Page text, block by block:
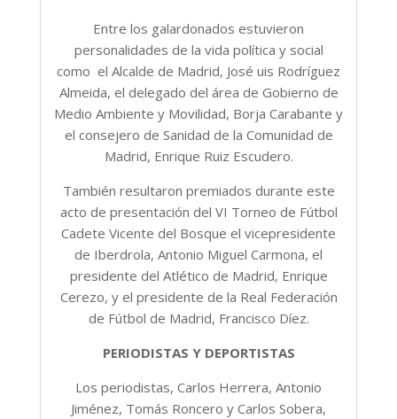
Entre los galardonados estuvieron
personalidades de la vida política y social
como el Alcalde de Madrid, José uis Rodríguez
Almeida, el delegado del área de Gobierno de
Medio Ambiente y Movilidad, Borja Carabante y
el consejero de Sanidad de la Comunidad de
Madrid, Enrique Ruiz Escudero.
También resultaron premiados durante este
acto de presentación del VI Torneo de Fútbol
Cadete Vicente del Bosque el vicepresidente
de Iberdrola, Antonio Miguel Carmona, el
presidente del Atlético de Madrid, Enrique
Cerezo, y el presidente de la Real Federación
de Fútbol de Madrid, Francisco Díez.
PERIODISTAS Y DEPORTISTAS
Los periodistas, Carlos Herrera, Antonio
Jiménez, Tomás Roncero y Carlos Sobera,